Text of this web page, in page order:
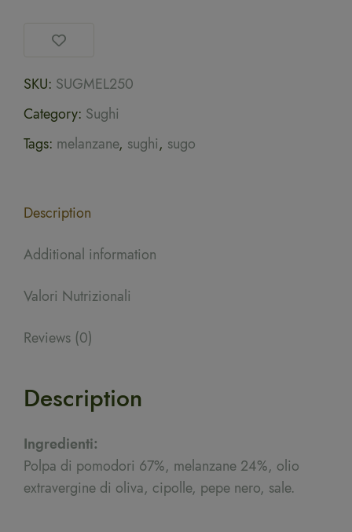
SKU: SUGMEL250
Category: Sughi
Tags: melanzane, sughi, sugo
Description
Additional information
Valori Nutrizionali
Reviews (0)
Description
Ingredienti:
Polpa di pomodori 67%, melanzane 24%, olio
extravergine di oliva, cipolle, pepe nero, sale.